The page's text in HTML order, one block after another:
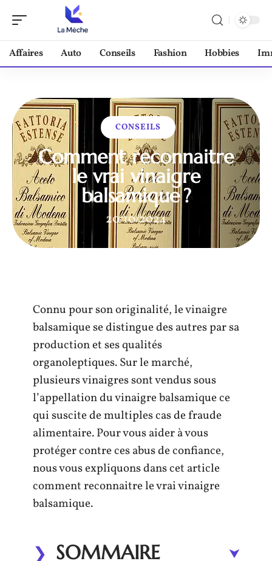
Affaires Auto Conseils Fashion Hobbies
CONSEILS
Comment reconnaitre
le vrai vinaigre
balsamique ?
20/10/2024
Connu pour son originalité, le vinaigre
balsamique se distingue des autres par sa
production et ses qualités
organoleptiques. Sur le marché,
plusieurs vinaigres sont vendus sous
l’appellation du vinaigre balsamique ce
qui suscite de multiples cas de fraude
alimentaire. Pour vous aider à vous
protéger contre ces abus de confiance,
nous vous expliquons dans cet article
comment reconnaitre le vrai vinaigre
balsamique.
SOMMAIRE